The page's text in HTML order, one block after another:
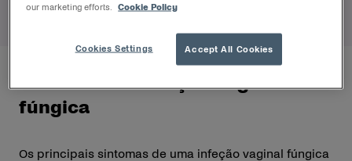
que outras.
Sintomas de infeção vaginal
fúngica
Os principais sintomas de uma infeção vaginal fúngica
our marketing efforts.
Cookie Policy
Accept All Cookies
Cookies Settings